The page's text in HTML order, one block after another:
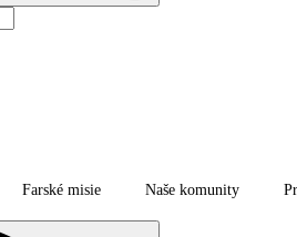
Farské misie Naše komunity